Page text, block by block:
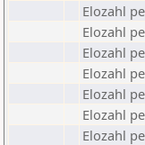
Elozahl
Elozahl
Elozahl
Elozahl
Elozahl
Elozahl
Elozahl